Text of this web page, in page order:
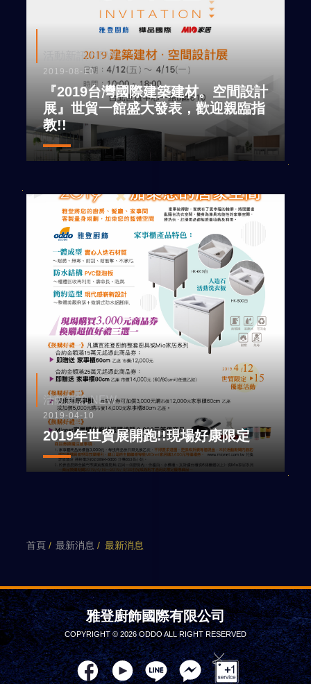
活動新訊 NEW
2019-08-10
『2019台灣國際建築建材。空間設計
展』世貿一館盛大發表，歡迎親臨指
教!!
活動新訊 NEW
2019-04-10
2019年世貿展開跑!!現場好康限定
首頁 最新消息 最新消息
雅登廚飾國際有限公司
COPYRIGHT © 2026 ODDO ALL RIGHT RESERVED